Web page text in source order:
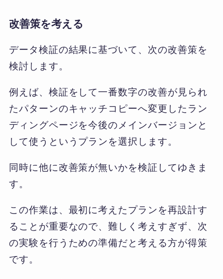
改善策を考える
データ検証の結果に基づいて、次の改善策を
検討します。
例えば、検証をして一番数字の改善が見られ
たパターンのキャッチコピーへ変更したラン
ディングページを今後のメインバージョンと
して使うというプランを選択します。
同時に他に改善策が無いかを検証してゆきま
す。
この作業は、最初に考えたプランを再設計す
ることが重要なので、難しく考えすぎず、次
の実験を行うための準備だと考える方が得策
です。